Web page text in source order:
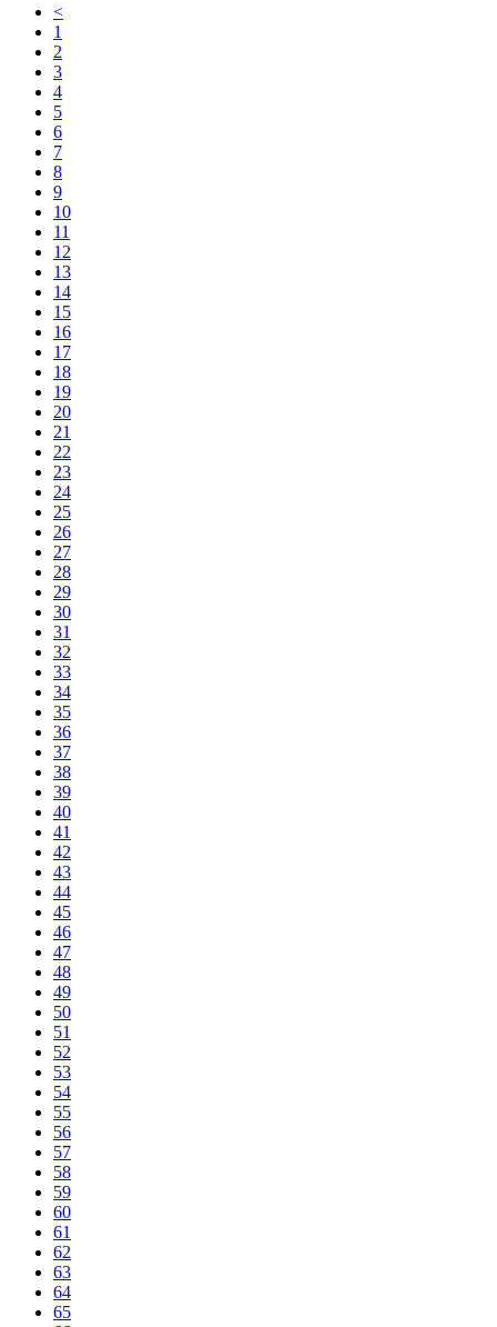
<
1
2
3
4
5
6
7
8
9
10
11
12
13
14
15
16
17
18
19
20
21
22
23
24
25
26
27
28
29
30
31
32
33
34
35
36
37
38
39
40
41
42
43
44
45
46
47
48
49
50
51
52
53
54
55
56
57
58
59
60
61
62
63
64
65